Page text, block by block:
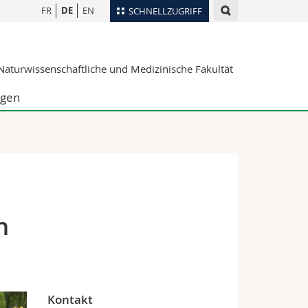
SCHNELLZUGRIFF
Ortsplan
Webmail
FR DE EN
und Medizinische Fakultät
Kontakt